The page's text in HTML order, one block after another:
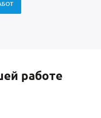
работе